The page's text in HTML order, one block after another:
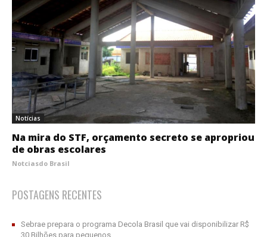
Notícias
Na mira do STF, orçamento secreto se apropriou
de obras escolares
Notciasdo Brasil
POSTAGENS RECENTES
Sebrae prepara o programa Decola Brasil que vai disponibilizar R$
30 Bilhões para pequenos...